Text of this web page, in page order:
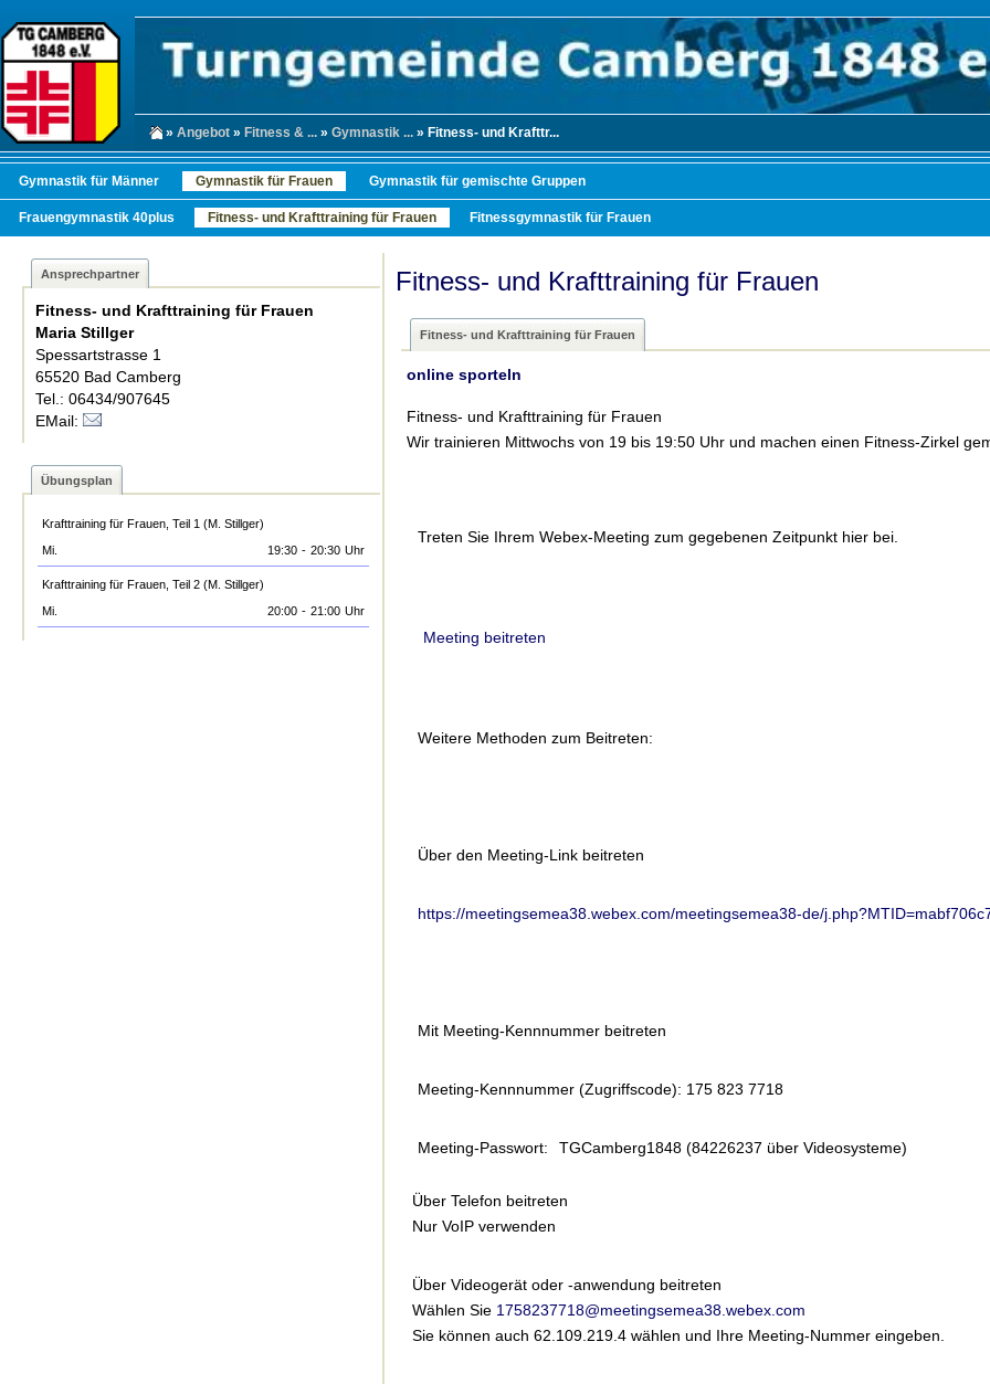
» Angebot » Fitness & ... » Gymnastik ... » Fitness- und Krafttr...
Gymnastik für Männer Gymnastik für Frauen Gymnastik für gemischte Gruppen
Frauengymnastik 40plus Fitness- und Krafttraining für Frauen Fitnessgymnastik für Frauen
Ansprechpartner
Fitness- und Krafttraining für Frauen
Maria Stillger
Spessartstrasse 1
65520 Bad Camberg
Tel.: 06434/907645
EMail:
Übungsplan
Krafttraining für Frauen, Teil 1 (M. Stillger)
Mi.
19:30 - 20:30 Uhr
Krafttraining für Frauen, Teil 2 (M. Stillger)
Mi.
20:00 - 21:00 Uhr
Fitness- und Krafttraining für Frauen
Fitness- und Krafttraining für Frauen
online sporteln
Fitness- und Krafttraining für Frauen
Wir trainieren Mittwochs von 19 bis 19:50 Uhr und machen einen Fitness-Zirkel
Treten Sie Ihrem Webex-Meeting zum gegebenen Zeitpunkt hier bei.
Meeting beitreten
Weitere Methoden zum Beitreten:
Über den Meeting-Link beitreten
https://meetingsemea38.webex.com/meetingsemea38-de/
Mit Meeting-Kennnummer beitreten
Meeting-Kennnummer (Zugriffscode): 175 823 7718
Meeting-Passwort: TGCamberg1848 (84226237 über Videosysteme)
Über Telefon beitreten
Nur VoIP verwenden
Über Videogerät oder -anwendung beitreten
Wählen Sie 1758237718@meetingsemea38.webex.com
Sie können auch 62.109.219.4 wählen und Ihre Meeting-Nummer eingeben.